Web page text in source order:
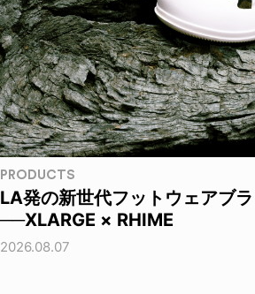
PRODUCTS
LA発の新世代フットウェアブ
──XLARGE × RHIME
2026.08.07